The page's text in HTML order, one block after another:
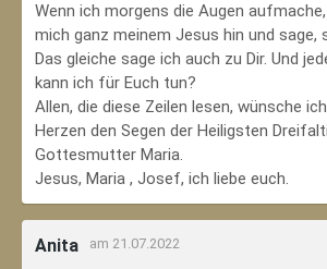
Wenn ich morgens die Augen
mich ganz meinem Jesus hin und sage,
Das gleiche sage ich auch zu Dir. Und
kann ich für Euch tun?
Allen, die diese Zeilen lesen, wünsche
Herzen den Segen der Heiligsten
Gottesmutter Maria.
Jesus, Maria , Josef, ich liebe euch.
Anita am 21.07.2022